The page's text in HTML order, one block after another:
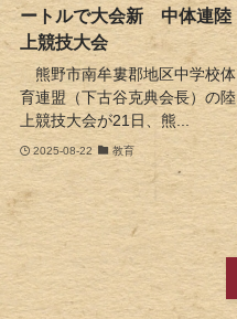
ートルで大会新 中体連陸
上競技大会
熊野市南牟婁郡地区中学校体
育連盟（下古谷克典会長）の陸
上競技大会が21日、熊...
2025-08-22 教育